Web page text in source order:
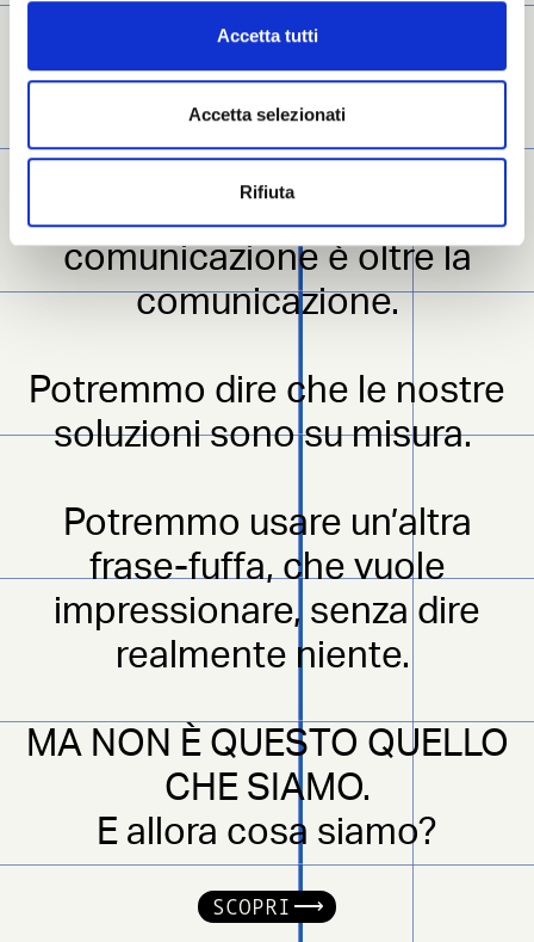
Accetta tutti
Accetta selezionati
Rifiuta
Potremmo dire che siamo i
leader sul mercato .
Potremmo dire che la nostra
comunicazione è oltre la
comunicazione.
Potremmo dire che le nostre
soluzioni sono su misura.
Potremmo usare un’altra
frase-fuffa, che vuole
impressionare, senza dire
realmente niente.
MA NON È QUESTO QUELLO
CHE SIAMO.
E allora cosa siamo?
SCOPRI